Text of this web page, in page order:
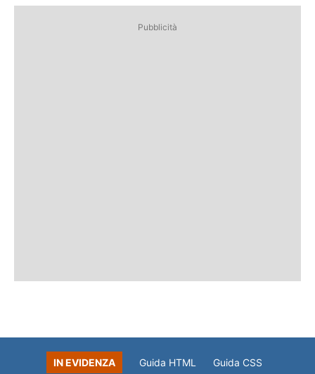
Pubblicità
IN EVIDENZA Guida HTML
Guida CSS